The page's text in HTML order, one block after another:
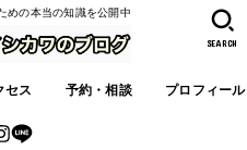
めの本当の知識を公開中
セス 予約・相談 プロフィール
SEARCH